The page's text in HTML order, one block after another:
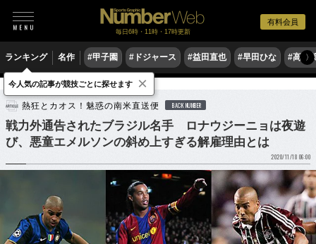
有料会員
毎日6時・11時・17時更新
ランキング 名作 #甲子園 #ドジャース #益田直也 #早田ひな #高木
〉
サッカー 海外サッカー
熱狂とカオス！魅惑の南米直送便 BACK NUMBER
戦力外通告されたブラジル名手 ロナウジーニョは夜遊
び、悪童エメルソンの斜め上すぎる解雇理由とは
2020/11/18 06:00
今人気の記事が競技ごとに探せます ×